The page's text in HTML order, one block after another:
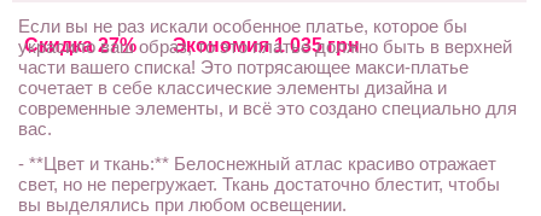
Скидка 27% Экономия 1 035 грн
Если вы не раз искали особенное платье, которое бы
украсило ваш образ, то это платье должно быть в верхней
части вашего списка! Это потрясающее макси-платье
сочетает в себе классические элементы дизайна и
современные элементы, и всё это создано специально для
вас.
- **Цвет и ткань:** Белоснежный атлас красиво отражает
свет, но не перегружает. Ткань достаточно блестит, чтобы
вы выделялись при любом освещении.